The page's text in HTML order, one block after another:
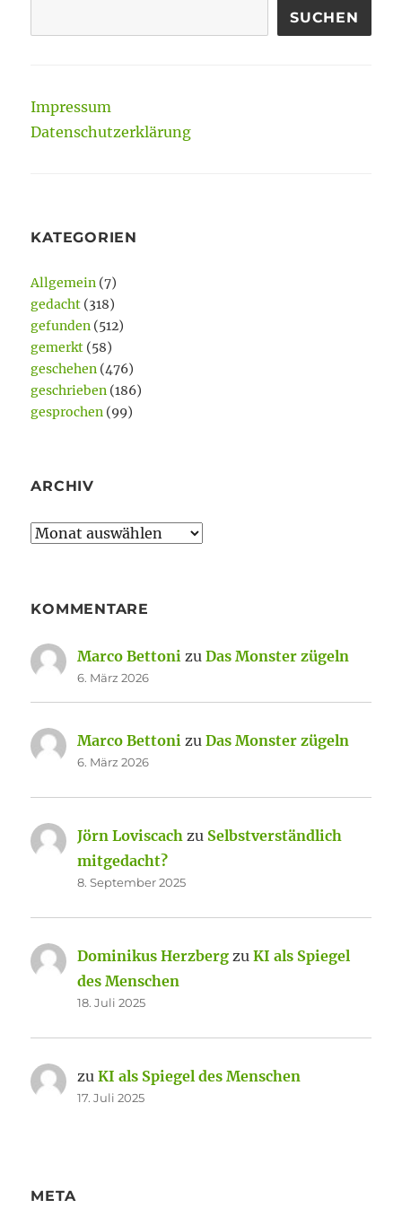
SUCHEN
Impressum
Datenschutzerklärung
KATEGORIEN
Allgemein (7)
gedacht (318)
gefunden (512)
gemerkt (58)
geschehen (476)
geschrieben (186)
gesprochen (99)
ARCHIV
Archiv
KOMMENTARE
Marco Bettoni zuDas Monster zügeln
6. März 2026
Marco Bettoni zuDas Monster zügeln
6. März 2026
Jörn Loviscach zu Selbstverständlich
mitgedacht?
8. September 2025
Dominikus Herzberg zuKI als Spiegel
des Menschen
18. Juli 2025
zuKI als Spiegel des Menschen
17. Juli 2025
META